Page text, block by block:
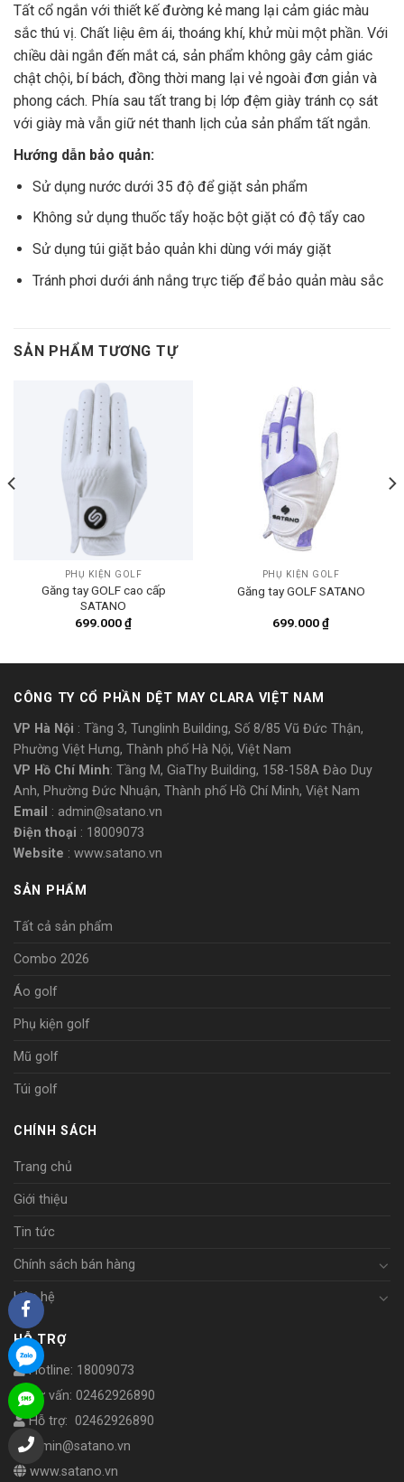
Tất cổ ngắn với thiết kế đường kẻ mang lại cảm giác màu
sắc thú vị. Chất liệu êm ái, thoáng khí, khử mùi một phần. Với
chiều dài ngắn đến mắt cá, sản phẩm không gây cảm giác
chật chội, bí bách, đồng thời mang lại vẻ ngoài đơn giản và
phong cách. Phía sau tất trang bị lớp đệm giày tránh cọ sát
với giày mà vẫn giữ nét thanh lịch của sản phẩm tất ngắn.
Hướng dẫn bảo quản:
Sử dụng nước dưới 35 độ để giặt sản phẩm
Không sử dụng thuốc tẩy hoặc bột giặt có độ tẩy cao
Sử dụng túi giặt bảo quản khi dùng với máy giặt
Tránh phơi dưới ánh nắng trực tiếp để bảo quản màu sắc
SẢN PHẨM TƯƠNG TỰ
PHỤ KIỆN GOLF
Găng tay GOLF cao cấp
SATANO
699.000₫
PHỤ KIỆN GOLF
Găng tay GOLF SATANO
699.000₫
CÔNG TY CỔ PHẦN DỆT MAY CLARA VIỆT NAM
VP Hà Nội : Tầng 3, Tunglinh Building, Số 8/85 Vũ Đức Thận,
Phường Việt Hưng, Thành phố Hà Nội, Việt Nam
VP Hồ Chí Minh: Tầng M, GiaThy Building, 158-158A Đào Duy
Anh, Phường Đức Nhuận, Thành phố Hồ Chí Minh, Việt Nam
Email : admin@satano.vn
Điện thoại : 18009073
Website : www.satano.vn
SẢN PHẨM
Tất cả sản phẩm
Combo 2026
Áo golf
Phụ kiện golf
Mũ golf
Túi golf
CHÍNH SÁCH
Trang chủ
Giới thiệu
Tin tức
Chính sách bán hàng
Liên hệ
HỖ TRỢ
Hotline: 18009073
Tư vấn: 02462926890
Hỗ trợ: 02462926890
admin@satano.vn
www.satano.vn